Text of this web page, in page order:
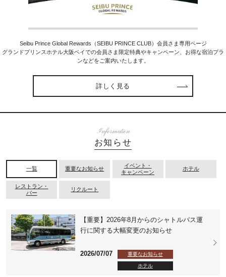
Seibu Prince Global Rewards（SEIBU PRINCE CLUB）会員さま専用ページ
グランドプリンスホテル大阪ベイでの会員さま限定特典やキャンペーン、お得な宿泊プラ
ンなどをご案内いたします。
詳しく見る
Information
お知らせ
一覧 重要なお知らせ
イベント・
キャンペーン
ホテル
レストラン・
バー
リクルート
【重要】2026年8月からのシャトルバス運
行に関する大幅変更のお知らせ
2026/07/07 重要なお知らせ
ホテル